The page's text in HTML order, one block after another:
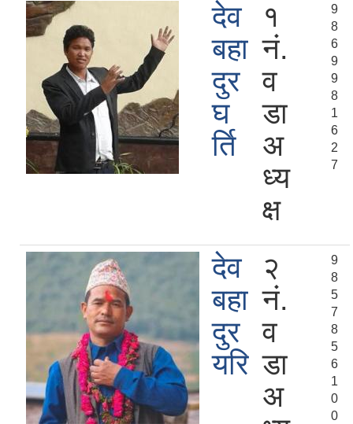
देव
बहा
दुर
घ
र्ति
१
नं.
व
डा
अ
ध्य
क्ष
9
8
6
9
9
8
1
6
2
7
देव
बहा
दुर
यरि
२
नं.
व
डा
अ
9
8
5
7
8
5
6
1
0
0